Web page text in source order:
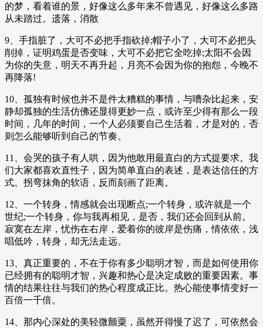
的梦，看着谁的景，好像这么多年来不曾遇见，好像这么多路
从未踏过。遗落，消散
9、手指脏了，大可不必把手指砍掉;帽子小了，大可不必把头
削掉，证明鸡蛋是否变味，大可不必把它全吃掉;太阳不会因
为你的失意，明天不再升起，月亮不会因为你的抱怨，今晚不
再降落!
10、孤独有时候也并不是件太糟糕的事情，与嘈杂比起来，安
静却孤独的生活仿佛还显得更妙一点，或许至少得有那么一段
时间，几年的时间，一个人必须要自己生活着，才是对的，否
则怎么能够听到自己的节奏。
11、会哭的孩子有人哄，因为他敢用最直白的方式提要求。我
们大家都喜欢直性子，因为简单直白的表述，是表达信任的方
式。拐弯抹角的软语，反而刻画了距离。
12、一个转身，情感就会出现断点;一个转身，或许就是一个
世纪;一个转身，你与我再相见，是否，我们还会回到从前。
寂寞在左岸，忧伤在右岸，爱着你的彼岸是伤痛，情依依，浅
唱低吟，转身，却无法走远。
13、真正重要的，不在于你有多少聪明才智，而是如何使用你
已经拥有的聪明才智，兴趣和热心是决定成败的重要因素。事
情的结果往往与我们的热心程度成正比。热心能使事情变好一
百倍一千倍。
14、那内心深处的美轻微颤粟，虽然开得慢了迟了，可依然会